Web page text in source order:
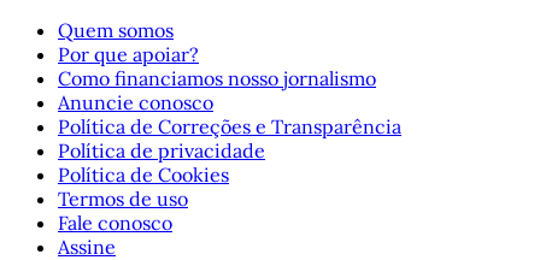
Quem somos
Por que apoiar?
Como financiamos nosso jornalismo
Anuncie conosco
Política de Correções e Transparência
Política de privacidade
Política de Cookies
Termos de uso
Fale conosco
Assine